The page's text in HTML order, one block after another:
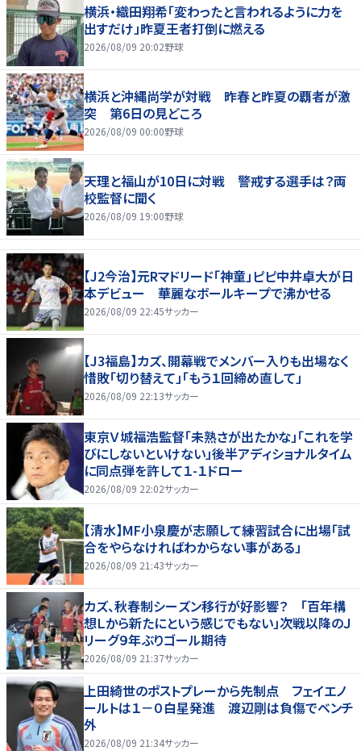
横浜・織田翔希「変わったと言われるように力を
出すだけ」昨夏王者打倒に燃える
2026/08/09 20:02野球
横浜と沖縄尚学が対戦 昨春と昨夏の覇者が激
突 第6日の見どころ
2026/08/09 00:00野球
天理と福山が10日に対戦 警戒する選手は？両
校監督に聞く
2026/08/09 19:00野球
【J2今治】元Rマドリード「神童」ピピ中井卓大が日
本デビュー 華麗なボールキープで沸かせる
2026/08/09 22:45サッカー
【J3福島】カズ、開幕戦でメンバー入りも出場なく
惜敗「切り替えて」「もう１回締め直して」
2026/08/09 22:13サッカー
東京Ｖ城福浩監督「未熟さが出たかな」「これを学
びにしないといけない」後半アディショナルタイム
に同点弾を許して１-１ドロー
2026/08/09 22:02サッカー
【清水】MF小泉慶が志願して練習試合に出場「試
合をやらなければわからない事がある」
2026/08/09 21:43サッカー
カズ、秋春制シーズン移行が好影響？ 「百年構
想Ｌから新たにという感じでもない」次戦以降のＪ
リーグ９年ぶりゴール期待
2026/08/09 21:37サッカー
上田綺世のポストプレーから先制点 フェイエノ
ールトは１－０白星発進 渡辺剛は負傷でベンチ
外
2026/08/09 21:34サッカー